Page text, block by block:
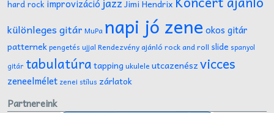
hard rock improvizáció Jimi Hendrix
különleges gitár MuPa napi jó zene okos gitár
patternekpengetés ujjal Rendezvény ajánló rock and roll slide spanyol
gitár tabulatúratapping ukulele utcazenészvicces
zeneelmélet zenei stílus zárlatok
Partnereink